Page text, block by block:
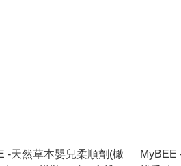
-天然草本嬰兒柔順劑(橄
MyBEE